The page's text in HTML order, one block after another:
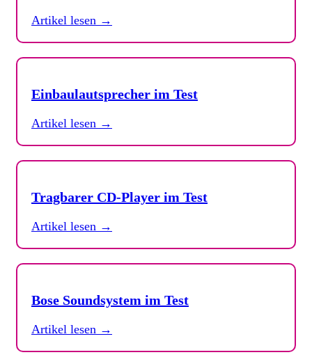
Artikel lesen →
Einbaulautsprecher im Test
Artikel lesen →
Tragbarer CD-Player im Test
Artikel lesen →
Bose Soundsystem im Test
Artikel lesen →